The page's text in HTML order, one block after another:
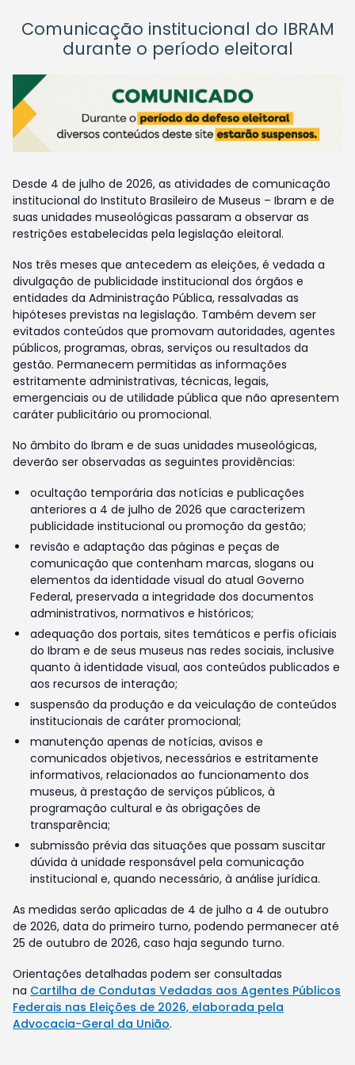
Comunicação institucional do IBRAM
durante o período eleitoral
Desde 4 de julho de 2026, as atividades de comunicação
institucional do Instituto Brasileiro de Museus – Ibram e de
suas unidades museológicas passaram a observar as
restrições estabelecidas pela legislação eleitoral.
Nos três meses que antecedem as eleições, é vedada a
divulgação de publicidade institucional dos órgãos e
entidades da Administração Pública, ressalvadas as
hipóteses previstas na legislação. Também devem ser
evitados conteúdos que promovam autoridades, agentes
públicos, programas, obras, serviços ou resultados da
gestão. Permanecem permitidas as informações
estritamente administrativas, técnicas, legais,
emergenciais ou de utilidade pública que não apresentem
caráter publicitário ou promocional.
No âmbito do Ibram e de suas unidades museológicas,
deverão ser observadas as seguintes providências:
ocultação temporária das notícias e publicações
anteriores a 4 de julho de 2026 que caracterizem
publicidade institucional ou promoção da gestão;
revisão e adaptação das páginas e peças de
comunicação que contenham marcas, slogans ou
elementos da identidade visual do atual Governo
Federal, preservada a integridade dos documentos
administrativos, normativos e históricos;
adequação dos portais, sites temáticos e perfis oficiais
do Ibram e de seus museus nas redes sociais, inclusive
quanto à identidade visual, aos conteúdos publicados e
aos recursos de interação;
suspensão da produção e da veiculação de conteúdos
institucionais de caráter promocional;
manutenção apenas de notícias, avisos e
comunicados objetivos, necessários e estritamente
informativos, relacionados ao funcionamento dos
museus, à prestação de serviços públicos, à
programação cultural e às obrigações de
transparência;
submissão prévia das situações que possam suscitar
dúvida à unidade responsável pela comunicação
institucional e, quando necessário, à análise jurídica.
As medidas serão aplicadas de 4 de julho a 4 de outubro
de 2026, data do primeiro turno, podendo permanecer até
25 de outubro de 2026, caso haja segundo turno.
Orientações detalhadas podem ser consultadas
na Cartilha de Condutas Vedadas aos Agentes Públicos
Federais nas Eleições de 2026, elaborada pela
Advocacia-Geral da União.